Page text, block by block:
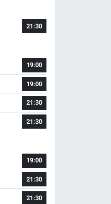
21:30
19:00
19:00
21:30
21:30
19:00
21:30
21:30